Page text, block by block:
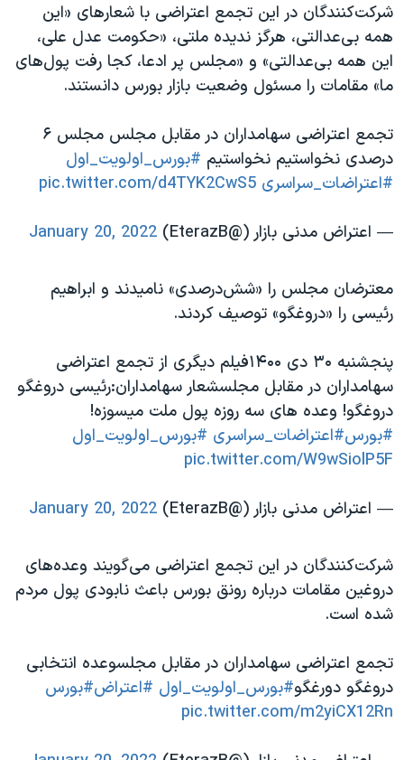
شرکت‌کنندگان در این تجمع اعتراضی با شعارهای «این
همه بی‌عدالتی، هرگز ندیده ملتی، «حکومت عدل علی،
این همه بی‌عدالتی» و «مجلس پر ادعا، کجا رفت پول‌های
ما» مقامات را مسئول وضعیت بازار بورس دانستند.
تجمع اعتراضی سهامداران در مقابل مجلس مجلس ۶
درصدی نخواستیم نخواستیم #بورس_اولویت_اول
#اعتراضات_سراسری pic.twitter.com/d4TYK2CwS5
— اعتراض مدنی بازار (@EterazB)
January 20, 2022
معترضان مجلس را «شش‌درصدی» نامیدند و ابراهیم
رئیسی را «دروغگو» توصیف کردند.
پنجشنبه ۳۰ دی ۱۴۰۰فیلم دیگری از تجمع اعتراضی
سهامداران در مقابل مجلسشعار سهامداران:رئیسی دروغگو
دروغگو! وعده های سه روزه پول ملت میسوزه!
#بورس#اعتراضات_سراسری #بورس_اولویت_اول
pic.twitter.com/W9wSiolP5F
— اعتراض مدنی بازار (@EterazB)
January 20, 2022
شرکت‌کنندگان در این تجمع اعتراضی می‌گویند وعده‌های
دروغین مقامات درباره رونق بورس باعث نابودی پول مردم
شده است.
تجمع اعتراضی سهامداران در مقابل مجلسوعده انتخابی
دروغگو دورغگو#بورس_اولویت_اول #اعتراض#بورس
pic.twitter.com/m2yiCX12Rn